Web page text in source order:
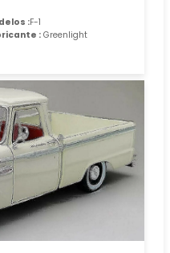
:F-1
: Greenlight